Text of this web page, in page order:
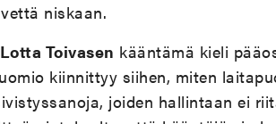
niskaan.
Lotta Toivasen kääntämä kieli
kiinnittyy siihen, miten
joiden hallintaan ei